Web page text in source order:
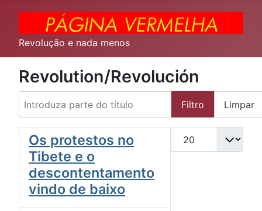
Revolução e nada menos
Revolution/Revolución
Introduza parte do título
Filtro Limpar
Qtd. a exibir
Os protestos no
Tibete e o
descontentamento
vindo de baixo